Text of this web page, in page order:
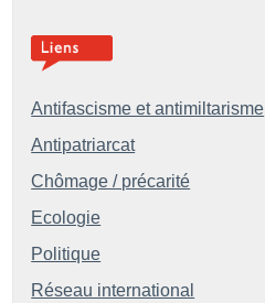
Antifascisme et antimiltarisme
Antipatriarcat
Chômage / précarité
Ecologie
Politique
Réseau international